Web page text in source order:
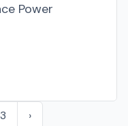
Power
3 ›